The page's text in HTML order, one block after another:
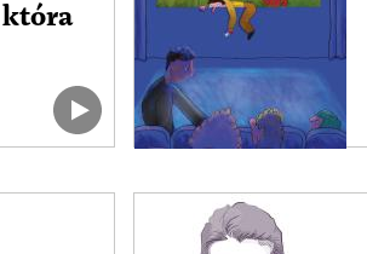
która